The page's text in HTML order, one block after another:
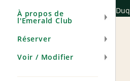
À propos de
l'Emerald Club
Réserver
Voir / Modifier